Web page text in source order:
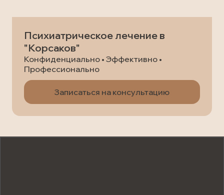
Психиатрическое лечение в
"Корсаков"
Конфиденциально • Эффективно •
Профессионально
Записаться на консультацию